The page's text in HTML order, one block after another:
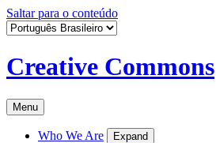
Saltar para o conteúdo
Creative Commons
Menu
Who We Are Expand